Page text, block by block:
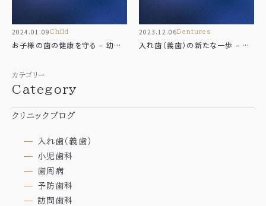
ビタミンC点滴
エクソソーム点滴
Blog
サイトマップ
お問い合わせください
2024.01.09 child
お子様の歯の健康を守る – 幼児
2023.12.06 dentures
入れ歯（義歯）の新たな一歩 – 進
カテゴリー
Category
クリニックブログ
入れ歯（義歯）
小児歯科
歯周病
予防歯科
訪問歯科